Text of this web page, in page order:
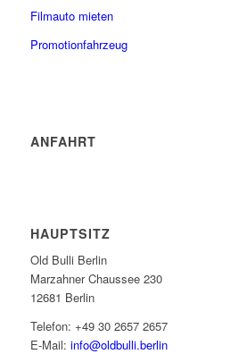
Filmauto mieten
Promotionfahrzeug
ANFAHRT
HAUPTSITZ
Old Bulli Berlin
Marzahner Chaussee 230
12681 Berlin
Telefon: +49 30 2657 2657
E-Mail: info@oldbulli.berlin